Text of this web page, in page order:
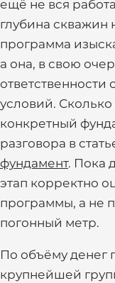
ещё не вся
глубина скважин
программа
а она, в свою
ответственности
условий.
конкретный
разговора в
фундамент. Пока
этап корректно
программы, а не
погонный метр.
По объёму денег
крупнейшей